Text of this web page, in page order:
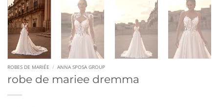
ROBES DE MARIÉE / ANNA SPOSA GROUP
robe de mariee dremma